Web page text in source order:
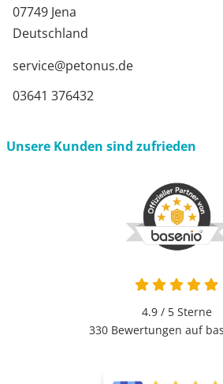
07749 Jena
Deutschland
service@petonus.de
03641 376432
Unsere Kunden sind zufrieden
4.9 / 5Sterne
330 Bewertungen auf